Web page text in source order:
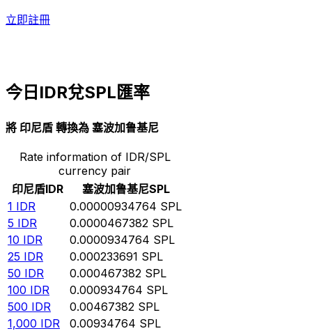
立即註冊
今日IDR兌SPL匯率
將 印尼盾 轉換為 塞波加鲁基尼
Rate information of IDR/SPL
currency pair
印尼盾IDR 塞波加鲁基尼SPL
1 IDR 0.00000934764 SPL
5 IDR 0.0000467382 SPL
10 IDR 0.0000934764 SPL
25 IDR 0.000233691 SPL
50 IDR 0.000467382 SPL
100 IDR 0.000934764 SPL
500 IDR 0.00467382 SPL
1,000 IDR 0.00934764 SPL